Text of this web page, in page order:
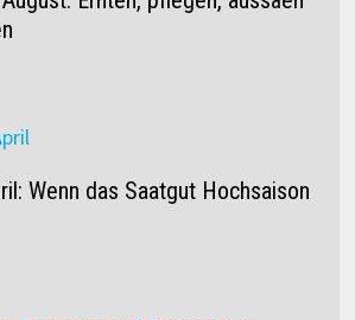
Wenn das Saatgut Hochsaison